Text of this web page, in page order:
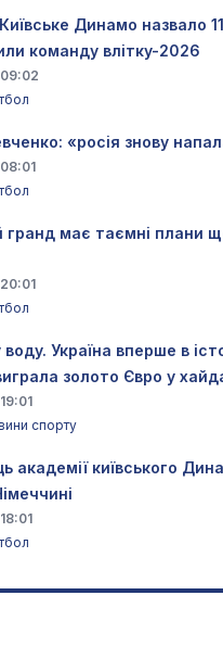
Динамо назвало
команду влітку-2026
«росія знову
гранд має таємні плани
Україна вперше в
золото Євро у
спорту
академії київського